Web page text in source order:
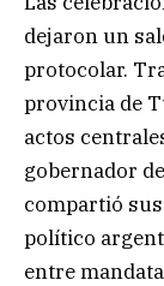
dejaron un
protocolar.
provincia de
actos
gobernador
compartió
político
entre